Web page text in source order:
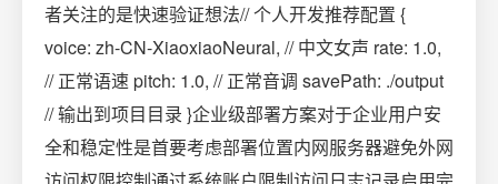
者关注的是快速验证想法// 个人开发推荐配置 {
voice: zh-CN-XiaoxiaoNeural, // 中文女声 rate: 1.0,
// 正常语速 pitch: 1.0, // 正常音调 savePath: ./output
// 输出到项目目录 }企业级部署方案对于企业用户安
全和稳定性是首要考虑部署位置内网服务器避免外网